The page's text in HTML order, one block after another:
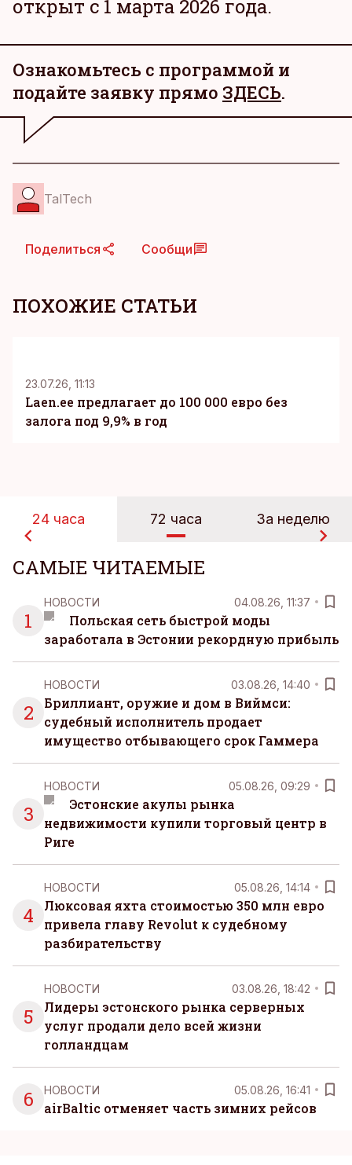
открыт с 1 марта 2026 года.
Ознакомьтесь с программой и
подайте заявку прямо ЗДЕСЬ.
TalTech
Поделиться Сообщи
ПОХОЖИЕ СТАТЬИ
23.07.26, 11:13
Laen.ee предлагает до 100 000 евро без
залога под 9,9% в год
24 часа 72 часа За неделю
САМЫЕ ЧИТАЕМЫЕ
1
НОВОСТИ 04.08.26, 11:37
Польская сеть быстрой моды
заработала в Эстонии рекордную прибыль
2
НОВОСТИ 03.08.26, 14:40
Бриллиант, оружие и дом в Виймси:
судебный исполнитель продает
имущество отбывающего срок Гаммера
3
НОВОСТИ 05.08.26, 09:29
Эстонские акулы рынка
недвижимости купили торговый центр в
Риге
4
НОВОСТИ 05.08.26, 14:14
Люксовая яхта стоимостью 350 млн евро
привела главу Revolut к судебному
разбирательству
5
НОВОСТИ 03.08.26, 18:42
Лидеры эстонского рынка серверных
услуг продали дело всей жизни
голландцам
6 НОВОСТИ 05.08.26, 16:41
airBaltic отменяет часть зимних рейсов